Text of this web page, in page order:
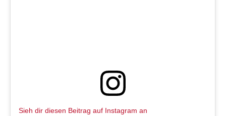
Sieh dir diesen Beitrag auf Instagram an